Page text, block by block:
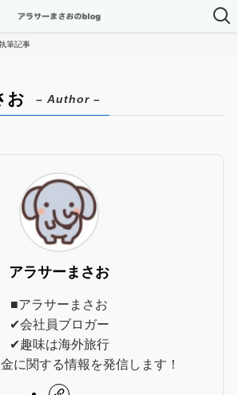
筆記事
お – Author –
アラサーまさお
■アラサーまさお
✔︎会社員ブロガー
✔︎趣味は海外旅行
に関する情報を発信します！